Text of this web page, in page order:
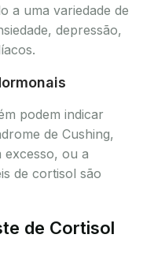
a uma variedade de
depressão,
podem indicar
de Cushing,
ou a
de cortisol são
de Cortisol